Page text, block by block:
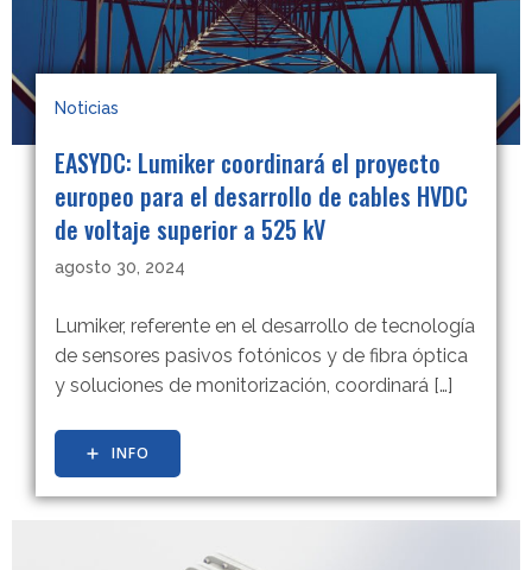
Noticias
EASYDC: Lumiker coordinará el proyecto
europeo para el desarrollo de cables HVDC
de voltaje superior a 525 kV
agosto 30, 2024
Lumiker, referente en el desarrollo de tecnología
de sensores pasivos fotónicos y de fibra óptica
y soluciones de monitorización, coordinará […]
INFO